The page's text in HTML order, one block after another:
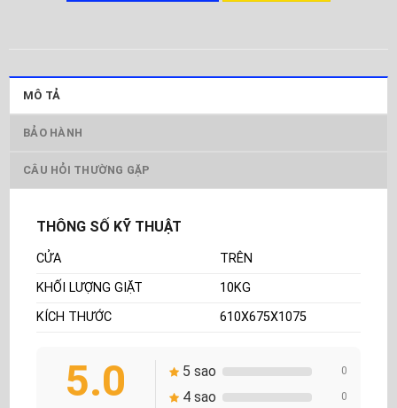
MÔ TẢ
BẢO HÀNH
CÂU HỎI THƯỜNG GẶP
THÔNG SỐ KỸ THUẬT
CỬA
TRÊN
KHỐI LƯỢNG GIẶT
10KG
KÍCH THƯỚC
610X675X1075
5.0 5 sao 0
4 sao 0